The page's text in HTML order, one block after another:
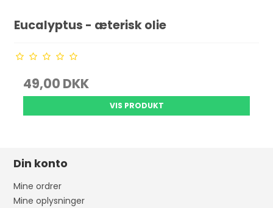
Eucalyptus - æterisk olie
49,00 DKK
VIS PRODUKT
Din konto
Mine ordrer
Mine oplysninger